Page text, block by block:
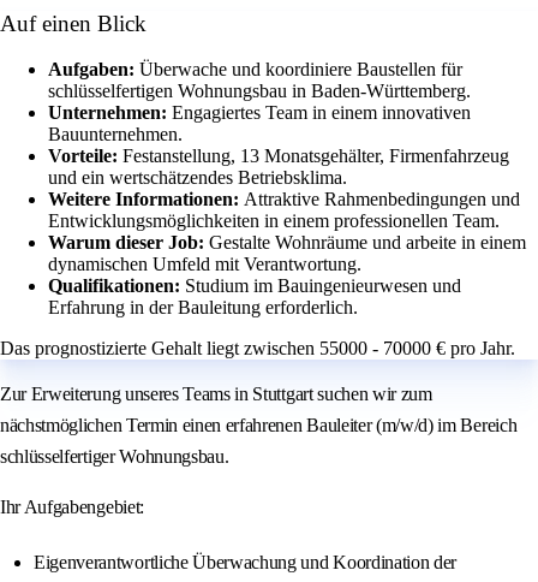
Auf einen Blick
Aufgaben: Überwache und koordiniere Baustellen für
schlüsselfertigen Wohnungsbau in Baden-Württemberg.
Unternehmen: Engagiertes Team in einem innovativen
Bauunternehmen.
Vorteile: Festanstellung, 13 Monatsgehälter, Firmenfahrzeug
und ein wertschätzendes Betriebsklima.
Weitere Informationen: Attraktive Rahmenbedingungen und
Entwicklungsmöglichkeiten in einem professionellen Team.
Warum dieser Job: Gestalte Wohnräume und arbeite in einem
dynamischen Umfeld mit Verantwortung.
Qualifikationen: Studium im Bauingenieurwesen und
Erfahrung in der Bauleitung erforderlich.
Das prognostizierte Gehalt liegt zwischen 55000 - 70000 € pro Jahr.
Zur Erweiterung unseres Teams in Stuttgart suchen wir zum
nächstmöglichen Termin einen erfahrenen Bauleiter (m/w/d) im Bereich
schlüsselfertiger Wohnungsbau.
Ihr Aufgabengebiet:
Eigenverantwortliche Überwachung und Koordination der